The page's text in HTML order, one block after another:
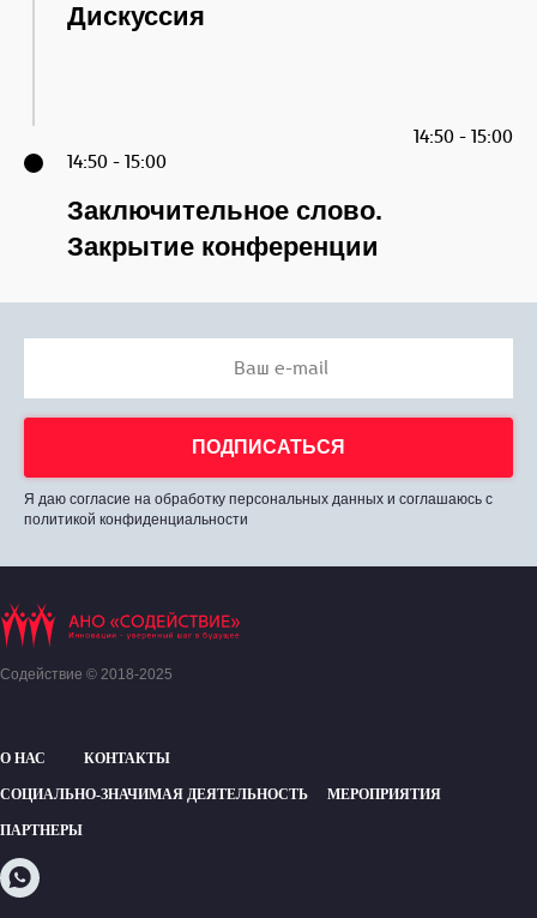
Дискуссия
14:50 - 15:00
14:50 - 15:00
Заключительное слово.
Закрытие конференции
Ваш e-mail
ПОДПИСАТЬСЯ
Я даю согласие на обработку персональных данных и соглашаюсь с
политикой конфиденциальности
Содействие © 2018-2025
О НАС КОНТАКТЫ
СОЦИАЛЬНО-ЗНАЧИМАЯ ДЕЯТЕЛЬНОСТЬ МЕРОПРИЯТИЯ
ПАРТНЕРЫ